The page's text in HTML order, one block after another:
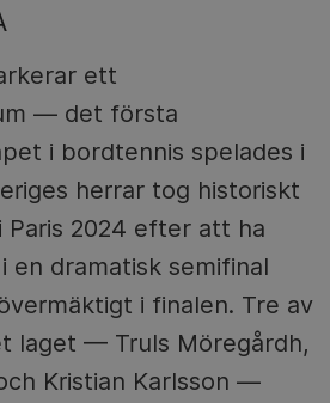
ett
— det första
i bordtennis spelades i
herrar tog historiskt
Paris 2024 efter att ha
en dramatisk semifinal
i finalen. Tre av
laget — Truls Möregårdh,
Kristian Karlsson —